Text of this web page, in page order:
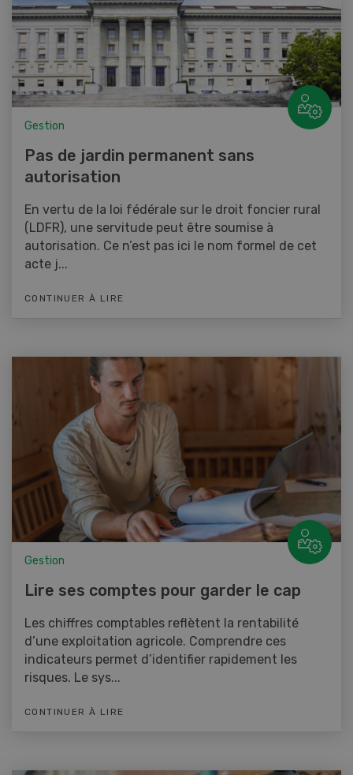
Gestion
Pas de jardin permanent sans
autorisation
En vertu de la loi fédérale sur le droit foncier rural
(LDFR), une servitude peut être soumise à
autorisation. Ce n’est pas ici le nom formel de cet
acte j...
CONTINUER À LIRE
Gestion
Lire ses comptes pour garder le cap
Les chiffres comptables reflètent la rentabilité
d’une exploitation agricole. Comprendre ces
indicateurs permet d’identifier rapidement les
risques. Le sys...
CONTINUER À LIRE